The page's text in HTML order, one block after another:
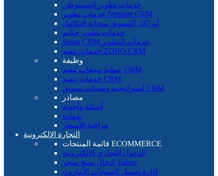
خدمات تطوير المستوطن
خدمات تطوير Netsuite CRM
أوراكل التسويق سحابة التكامل
خدمات تطوير حكيم
Sugar CRM خدمات التطوير
خدمات تنفيذ ZOHO CRM
وظيفة
عملية مبيعات تنفيذ CRM
خدمات تنفيذ CRM
إستراتيجية وتقنيات تسويق CRM
مصادر
أسئلة وأجوبة
شهادة
مراقبة الأسعار
التجارة الإلكترونية
قائمة المنتجات ECOMMERCE
الدخول التجاري الإلكترونية
إدخال منتج متجر Yahoo
إدارة تحميل المنتجات الأمازون